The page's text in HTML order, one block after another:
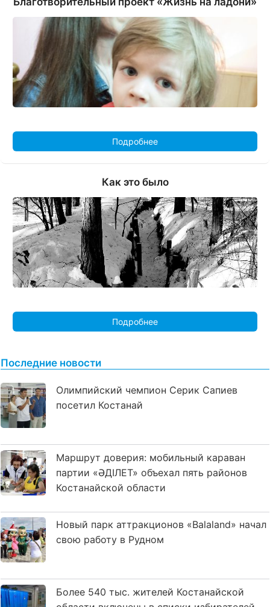
Подробнее
Как это было
Подробнее
Последние новости
Олимпийский чемпион Серик Сапиев
посетил Костанай
Маршрут доверия: мобильный караван
партии «ӘДІЛЕТ» объехал пять районов
Костанайской области
Новый парк аттракционов «Balaland» начал
свою работу в Рудном
Более 540 тыс. жителей Костанайской